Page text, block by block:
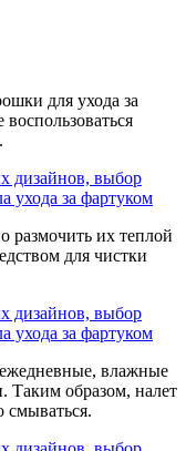
для ухода за
размочить их теплой
для чистки
влажные
Таким образом, налет
смываться.